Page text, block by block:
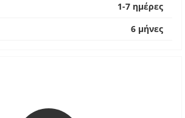
1-7 ημέρες
6 μήνες